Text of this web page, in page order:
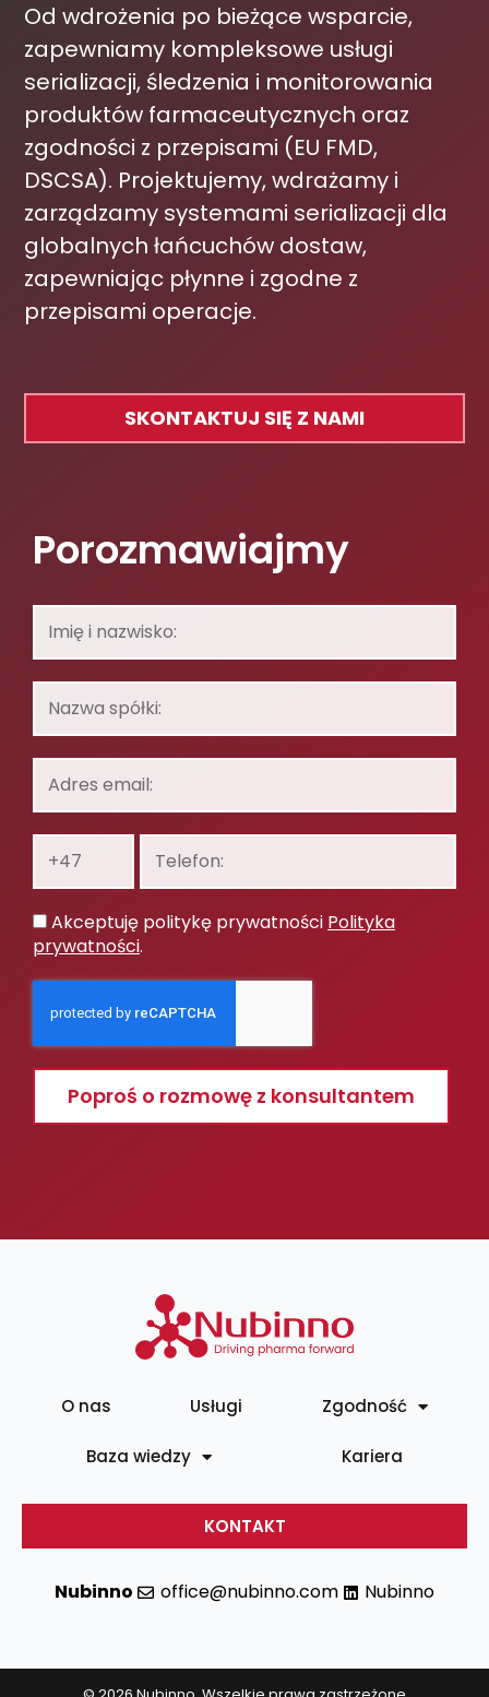
Od wdrożenia po bieżące wsparcie,
zapewniamy kompleksowe usługi
serializacji, śledzenia i monitorowania
produktów farmaceutycznych oraz
zgodności z przepisami (EU FMD,
DSCSA). Projektujemy, wdrażamy i
zarządzamy systemami serializacji dla
globalnych łańcuchów dostaw,
zapewniając płynne i zgodne z
przepisami operacje.
SKONTAKTUJ SIĘ Z NAMI
Porozmawiajmy
nazwisko:
spółki:
email:
Polityka
prywatności
Akceptuję politykę prywatności Polityka
prywatności.
Poproś o rozmowę z konsultantem
O nas Usługi Zgodność
Baza wiedzy Kariera
KONTAKT
Nubinno office@nubinno.com Nubinno